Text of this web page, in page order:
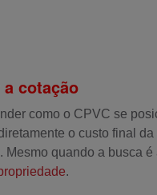
cotação
como o CPVC se
o custo final
quando a busca
.